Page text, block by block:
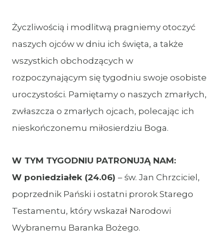
Życzliwością i modlitwą pragniemy otoczyć
naszych ojców w dniu ich święta, a także
wszystkich obchodzących w
rozpoczynającym się tygodniu swoje osobiste
uroczystości. Pamiętamy o naszych zmarłych,
zwłaszcza o zmarłych ojcach, polecając ich
nieskończonemu miłosierdziu Boga.
W TYM TYGODNIU PATRONUJĄ NAM:
W poniedziałek (24.06) – św. Jan Chrzciciel,
poprzednik Pański i ostatni prorok Starego
Testamentu, który wskazał Narodowi
Wybranemu Baranka Bożego.